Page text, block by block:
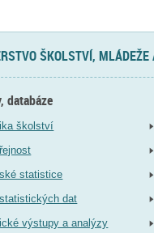
ŠKOLSTVÍ, MLÁDEŽE
databáze
školství
statistice
dat
výstupy a analýzy